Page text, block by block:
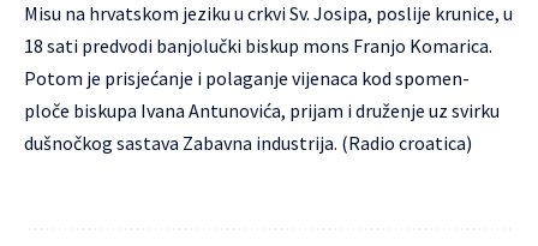
Misu na hrvatskom jeziku u crkvi Sv. Josipa, poslije krunice, u
18 sati predvodi banjolučki biskup mons Franjo Komarica.
Potom je prisjećanje i polaganje vijenaca kod spomen-
ploče biskupa Ivana Antunovića, prijam i druženje uz svirku
dušnočkog sastava Zabavna industrija. (Radio croatica)